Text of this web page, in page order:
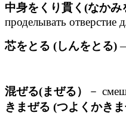
中身をくり貫く(なかみ
проделывать отверстие
芯をとる (しんをとる)
混ぜる(まぜる） －
きまぜる (つよくかき